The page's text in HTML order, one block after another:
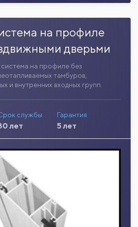
на профиле
дверьми
на профиле без
тамбуров,
и внутренних входных групп.
службы
лет
Гарантия
5 лет